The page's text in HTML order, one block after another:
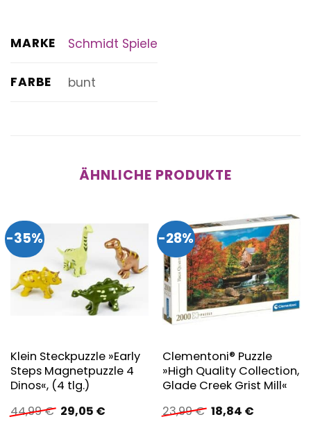
MARKE Schmidt Spiele
FARBE bunt
ÄHNLICHE PRODUKTE
-35%
Klein Steckpuzzle »Early
Steps Magnetpuzzle 4
Dinos«, (4 tlg.)
44,99€ Ursprünglicher
Preis
29,05 €Aktueller
-28%
Clementoni® Puzzle
»High Quality Collection,
Glade Creek Grist Mill«
23,99€ Ursprünglicher
Preis
18,84 €Aktueller